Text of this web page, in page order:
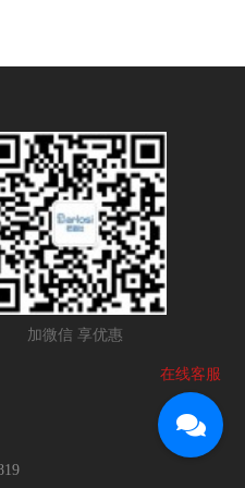
加微信 享优惠
在线客服